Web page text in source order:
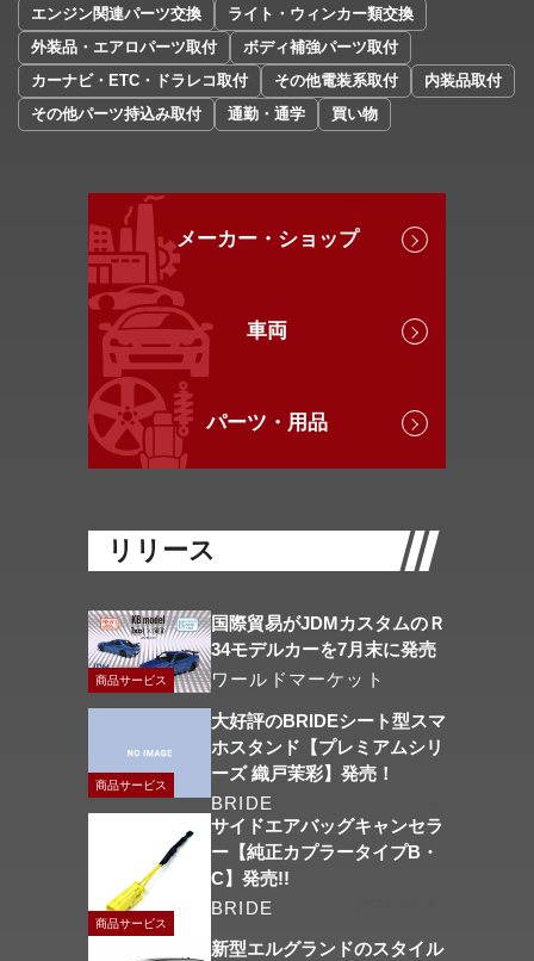
エンジン関連パーツ交換
ライト・ウィンカー類交換
外装品・エアロパーツ取付
ボディ補強パーツ取付
カーナビ・ETC・ドラレコ取付
その他電装系取付
内装品取付
その他パーツ持込み取付
通勤・通学 買い物
メーカー・ショップ
車両
パーツ・用品
リリース
商品サービス
国際貿易がJDMカスタムのＲ
34モデルカーを7月末に発売
ワールドマーケット
商品サービス
大好評のBRIDEシート型スマ
ホスタンド【プレミアムシリ
ーズ 織戸茉彩】発売！
BRIDE
商品サービス
サイドエアバッグキャンセラ
ー【純正カプラータイプB・
C】発売!!
BRIDE
新型エルグランドのスタイル